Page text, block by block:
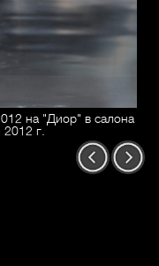
на "Диор" в салона
г.